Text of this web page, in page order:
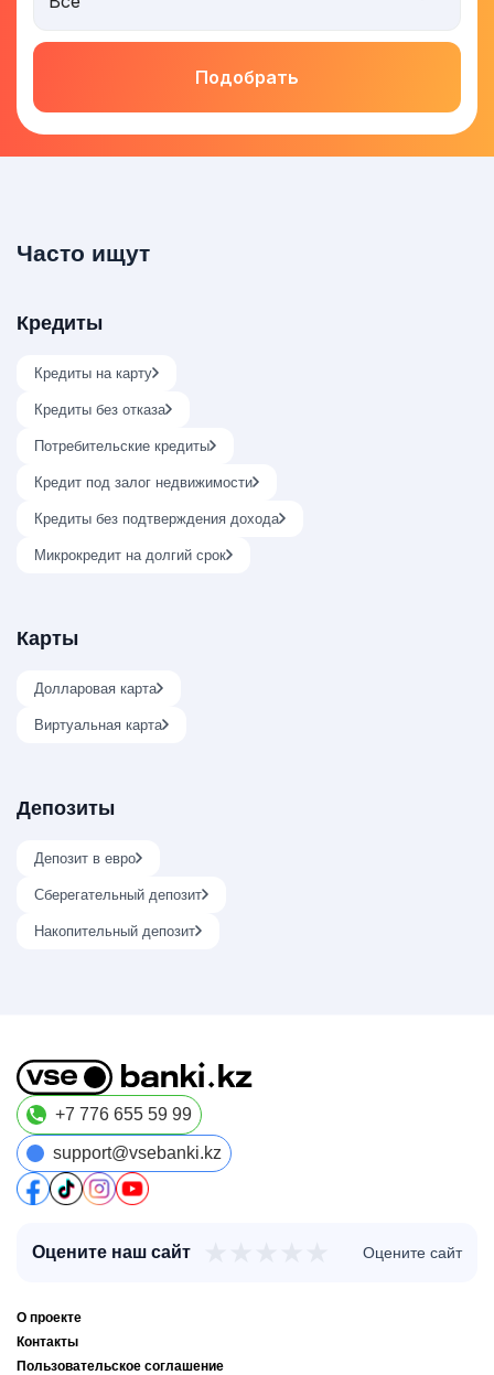
Подобрать
Часто ищут
Кредиты
Кредиты на карту
Кредиты без отказа
Потребительские кредиты
Кредит под залог недвижимости
Кредиты без подтверждения дохода
Микрокредит на долгий срок
Карты
Долларовая карта
Виртуальная карта
Депозиты
Депозит в евро
Сберегательный депозит
Накопительный депозит
+7 776 655 59 99
support@vsebanki.kz
Оцените наш сайт Оцените сайт
О проекте
Контакты
Пользовательское соглашение